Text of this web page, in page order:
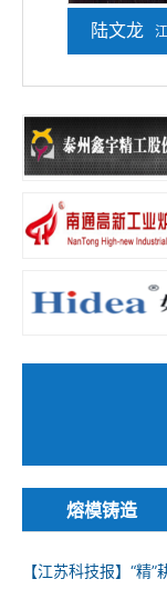
陆文龙
熔模铸造
【江苏科技报】“